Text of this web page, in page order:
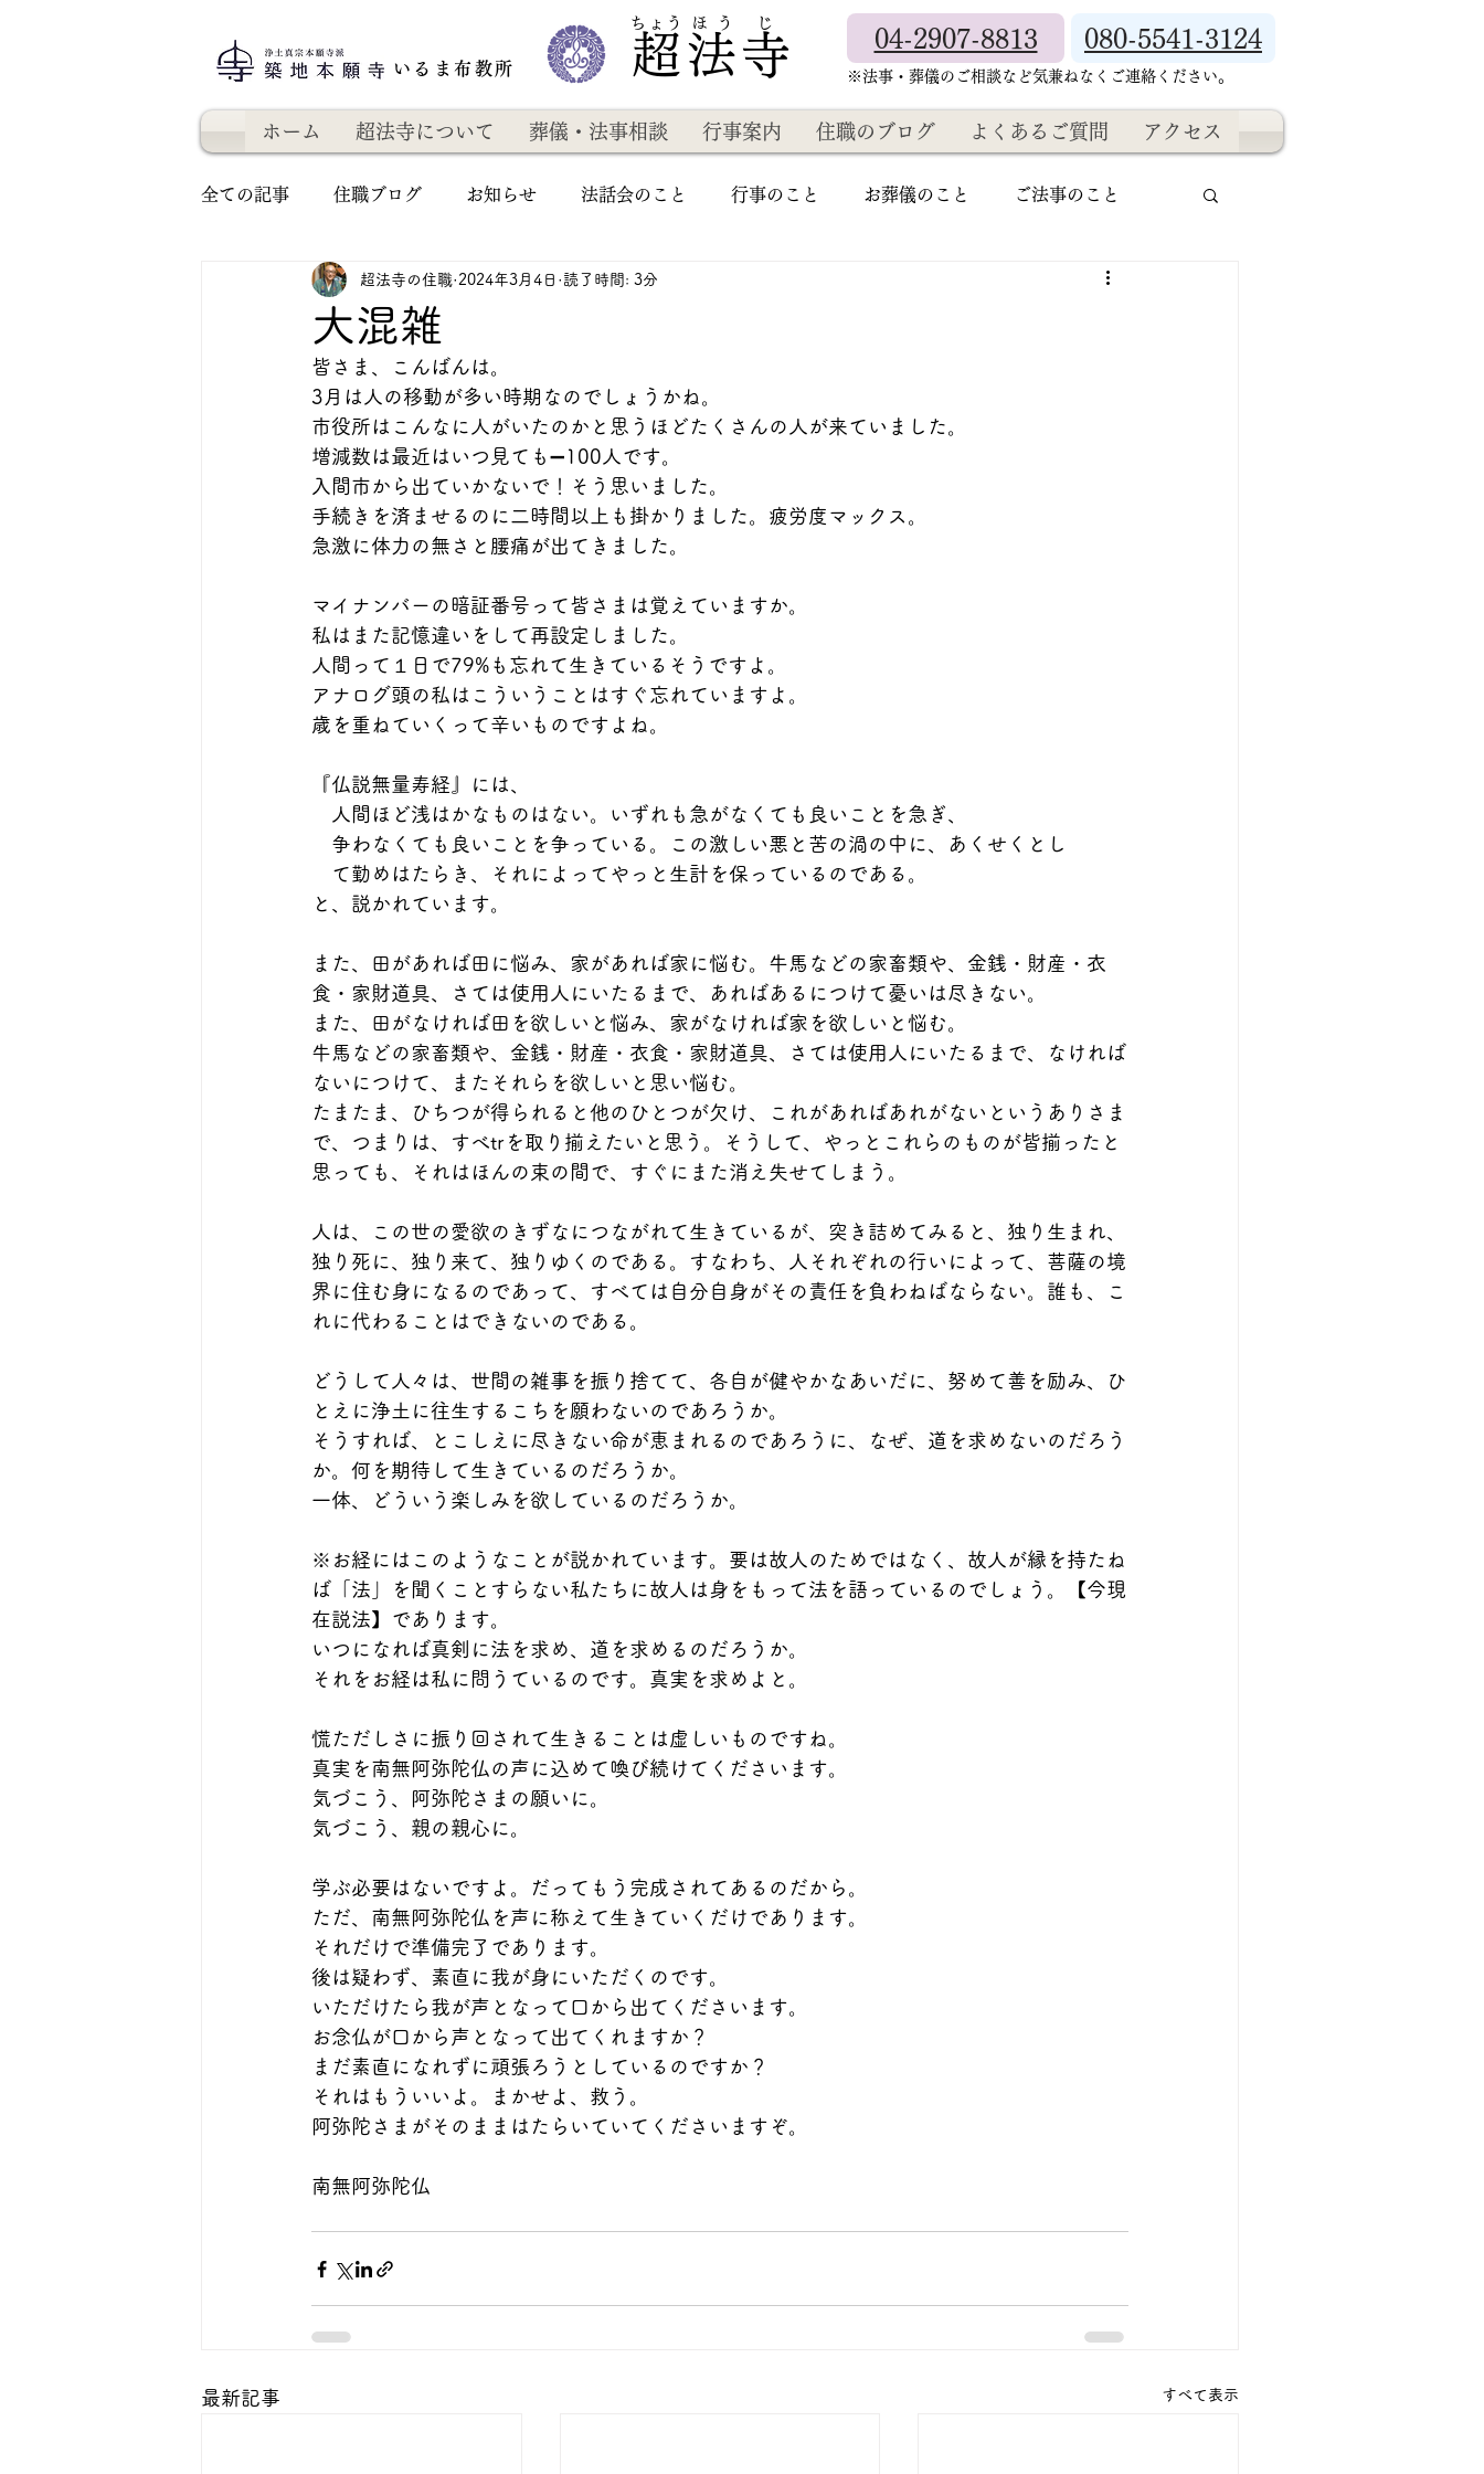
いるま布教所 超法寺
​ちょう ほ う じ
04-2907-8813 080-5541-3124
​※法事・葬儀のご相談など気兼ねなくご連絡ください。
ホーム 超法寺について 葬儀・法事相談 行事案内 住職のブログ よくあるご質問 アクセス
全ての記事 住職ブログ お知らせ 法話会のこと 行事のこと お葬儀のこと ご法事のこと
大混雑
超法寺の住職 2024年3月4日 読了時間: 3分
皆さま、こんばんは。
3月は人の移動が多い時期なのでしょうかね。
市役所はこんなに人がいたのかと思うほどたくさんの人が来ていました。
増減数は最近はいつ見ても➖100人です。
入間市から出ていかないで！そう思いました。
手続きを済ませるのに二時間以上も掛かりました。疲労度マックス。
急激に体力の無さと腰痛が出てきました。
マイナンバーの暗証番号って皆さまは覚えていますか。
私はまた記憶違いをして再設定しました。
人間って１日で79%も忘れて生きているそうですよ。
アナログ頭の私はこういうことはすぐ忘れていますよ。
歳を重ねていくって辛いものですよね。
『仏説無量寿経』には、
人間ほど浅はかなものはない。いずれも急がなくても良いことを急ぎ、
争わなくても良いことを争っている。この激しい悪と苦の渦の中に、あくせくとし
て勤めはたらき、それによってやっと生計を保っているのである。
と、説かれています。
また、田があれば田に悩み、家があれば家に悩む。牛馬などの家畜類や、金銭・財産・衣
食・家財道具、さては使用人にいたるまで、あればあるにつけて憂いは尽きない。
また、田がなければ田を欲しいと悩み、家がなければ家を欲しいと悩む。
牛馬などの家畜類や、金銭・財産・衣食・家財道具、さては使用人にいたるまで、なければ
ないにつけて、またそれらを欲しいと思い悩む。
たまたま、ひちつが得られると他のひとつが欠け、これがあればあれがないというありさま
で、つまりは、すべtrを取り揃えたいと思う。そうして、やっとこれらのものが皆揃ったと
思っても、それはほんの束の間で、すぐにまた消え失せてしまう。
人は、この世の愛欲のきずなにつながれて生きているが、突き詰めてみると、独り生まれ、
独り死に、独り来て、独りゆくのである。すなわち、人それぞれの行いによって、菩薩の境
界に住む身になるのであって、すべては自分自身がその責任を負わねばならない。誰も、こ
れに代わることはできないのである。
どうして人々は、世間の雑事を振り捨てて、各自が健やかなあいだに、努めて善を励み、ひ
とえに浄土に往生するこちを願わないのであろうか。
そうすれば、とこしえに尽きない命が恵まれるのであろうに、なぜ、道を求めないのだろう
か。何を期待して生きているのだろうか。
一体、どういう楽しみを欲しているのだろうか。
※お経にはこのようなことが説かれています。要は故人のためではなく、故人が縁を持たね
ば「法」を聞くことすらない私たちに故人は身をもって法を語っているのでしょう。【今現
在説法】であります。
いつになれば真剣に法を求め、道を求めるのだろうか。
それをお経は私に問うているのです。真実を求めよと。
慌ただしさに振り回されて生きることは虚しいものですね。
真実を南無阿弥陀仏の声に込めて喚び続けてくださいます。
気づこう、阿弥陀さまの願いに。
気づこう、親の親心に。
学ぶ必要はないですよ。だってもう完成されてあるのだから。
ただ、南無阿弥陀仏を声に称えて生きていくだけであります。
それだけで準備完了であります。
後は疑わず、素直に我が身にいただくのです。
いただけたら我が声となって口から出てくださいます。
お念仏が口から声となって出てくれますか？
まだ素直になれずに頑張ろうとしているのですか？
それはもういいよ。まかせよ、救う。
阿弥陀さまがそのままはたらいていてくださいますぞ。
南無阿弥陀仏
最新記事 すべて表示